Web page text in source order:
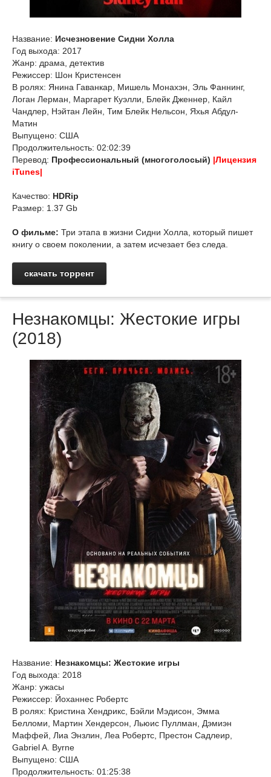
Название: Исчезновение Сидни Холла
Год выхода: 2017
Жанр: драма, детектив
Режиссер: Шон Кристенсен
В ролях: Янина Гаванкар, Мишель Монахэн, Эль Фаннинг,
Логан Лерман, Маргарет Куэлли, Блейк Дженнер, Кайл
Чандлер, Нэйтан Лейн, Тим Блейк Нельсон, Яхья Абдул-
Матин
Выпущено: США
Продолжительность: 02:02:39
Перевод: Профессиональный (многоголосый) |Лицензия
iTunes|
Качество: HDRip
Размер: 1.37 Gb
О фильме: Три этапа в жизни Сидни Холла, который пишет
книгу о своем поколении, а затем исчезает без следа.
скачать торрент
Незнакомцы: Жестокие игры
(2018)
Название: Незнакомцы: Жестокие игры
Год выхода: 2018
Жанр: ужасы
Режиссер: Йоханнес Робертс
В ролях: Кристина Хендрикс, Бэйли Мэдисон, Эмма
Белломи, Мартин Хендерсон, Льюис Пуллман, Дэмиэн
Маффей, Лиа Энзлин, Леа Робертс, Престон Садлеир,
Gabriel A. Byrne
Выпущено: США
Продолжительность: 01:25:38